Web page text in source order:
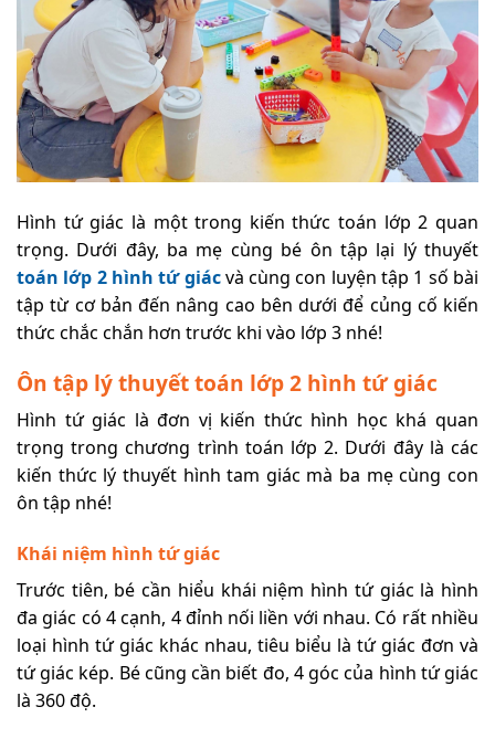
Hình tứ giác là một trong kiến thức toán lớp 2 quan
trọng. Dưới đây, ba mẹ cùng bé ôn tập lại lý thuyết
toán lớp 2 hình tứ giácvà cùng con luyện tập 1 số bài
tập từ cơ bản đến nâng cao bên dưới để củng cố kiến
thức chắc chắn hơn trước khi vào lớp 3 nhé!
Ôn tập lý thuyết toán lớp 2 hình tứ giác
Hình tứ giác là đơn vị kiến thức hình học khá quan
trọng trong chương trình toán lớp 2. Dưới đây là các
kiến thức lý thuyết hình tam giác mà ba mẹ cùng con
ôn tập nhé!
Khái niệm hình tứ giác
Trước tiên, bé cần hiểu khái niệm hình tứ giác là hình
đa giác có 4 cạnh, 4 đỉnh nối liền với nhau. Có rất nhiều
loại hình tứ giác khác nhau, tiêu biểu là tứ giác đơn và
tứ giác kép. Bé cũng cần biết đo, 4 góc của hình tứ giác
là 360 độ.